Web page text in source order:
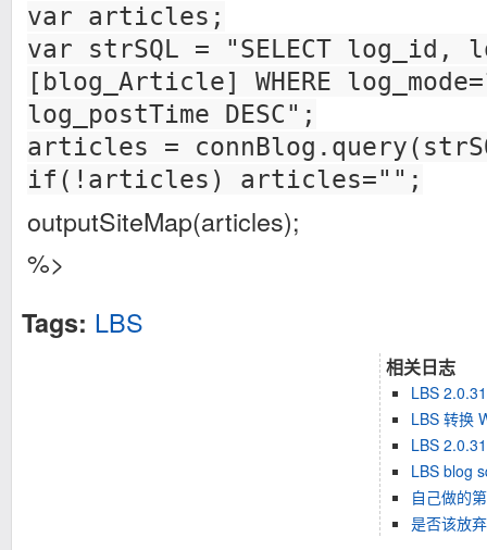
var articles;
var strSQL = "SELECT log_id,
[blog_Article] WHERE
log_postTime DESC";
articles =
if(!articles) articles="";
outputSiteMap(articles);
%>
Tags: LBS
相关日志
LBS
LBS 转换
LBS
LBS blog
自己做的
是否该放